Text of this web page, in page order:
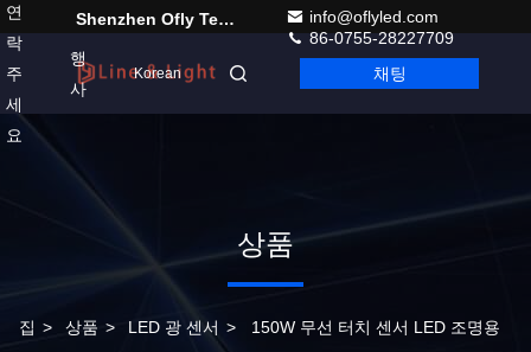
Shenzhen Ofly Technology Co.,Limited
info@oflyled.com
86-0755-28227709
연
락
주
세
요
행
사
Korean 채팅
상품
집 > 상품 > LED 광 센서 > 150W 무선 터치 센서 LED 조명용